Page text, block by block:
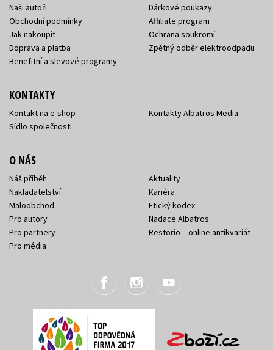
Naši autoři
Obchodní podmínky
Jak nakoupit
Doprava a platba
Benefitní a slevové programy
Dárkové poukazy
Affiliate program
Ochrana soukromí
Zpětný odběr elektroodpadu
KONTAKTY
Kontakt na e-shop
Sídlo společnosti
Kontakty Albatros Media
O NÁS
Náš příběh
Nakladatelství
Maloobchod
Pro autory
Pro partnery
Pro média
Aktuality
Kariéra
Etický kodex
Nadace Albatros
Restorio – online antikvariát